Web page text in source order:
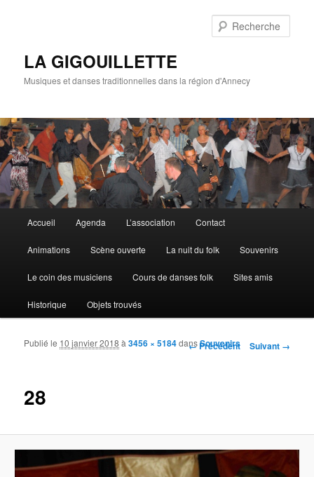
LA GIGOUILLETTE
Musiques et danses traditionnelles dans la région d'Annecy
Aller au contenu principal
Aller au contenu secondaire
Accueil Agenda L’association Contact
Animations Scène ouverte La nuit du folk Souvenirs
Le coin des musiciens Cours de danses folk Sites amis
Historique Objets trouvés
Navigation des images
← Précédent Suivant →
28
Publié le 10 janvier 2018 à3456 × 5184dansSouvenirs